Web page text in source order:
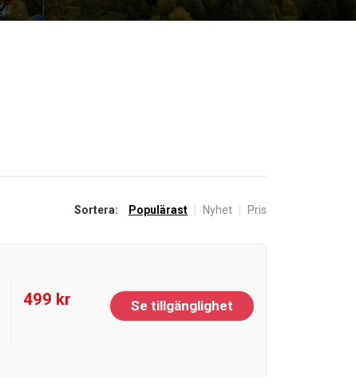
Sortera: Populärast Nyhet Pris
499 kr Se tillgänglighet